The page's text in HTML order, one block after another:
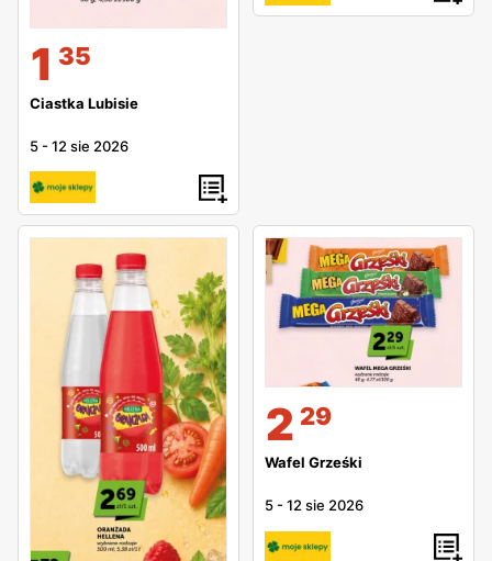
1 35
Ciastka Lubisie
5 -12 sie 2026
2 29
Wafel Grześki
5 -12 sie 2026